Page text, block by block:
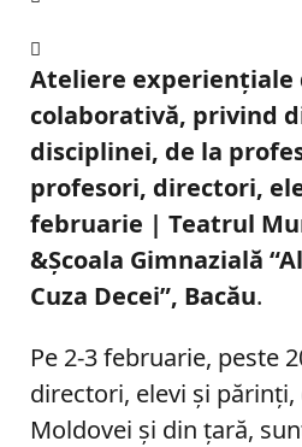
Ateliere experienţiale
colaborativă, privind
disciplinei, de la
profesori, directori,
februarie | Teatrul
&Şcoala Gimnazială
Cuza Decei”, Bacău.
Pe 2-3 februarie, peste
directori, elevi şi
Moldovei şi din ţară,